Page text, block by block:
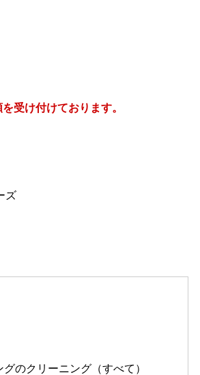
受け付けております。
ズ
のクリーニング（すべて）